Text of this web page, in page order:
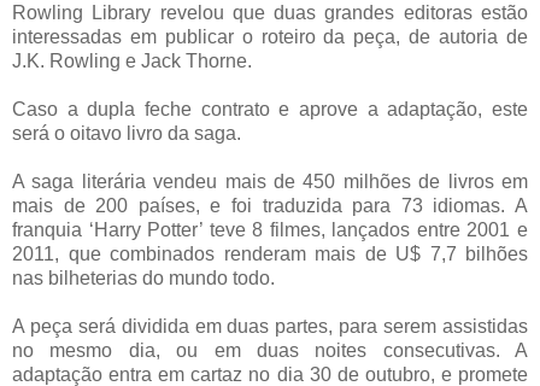
Rowling Library revelou que duas grandes editoras estão
interessadas em publicar o roteiro da peça, de autoria de
J.K. Rowling e Jack Thorne.
Caso a dupla feche contrato e aprove a adaptação, este
será o oitavo livro da saga.
A saga literária vendeu mais de 450 milhões de livros em
mais de 200 países, e foi traduzida para 73 idiomas. A
franquia ‘Harry Potter’ teve 8 filmes, lançados entre 2001 e
2011, que combinados renderam mais de U$ 7,7 bilhões
nas bilheterias do mundo todo.
A peça será dividida em duas partes, para serem assistidas
no mesmo dia, ou em duas noites consecutivas. A
adaptação entra em cartaz no dia 30 de outubro, e promete